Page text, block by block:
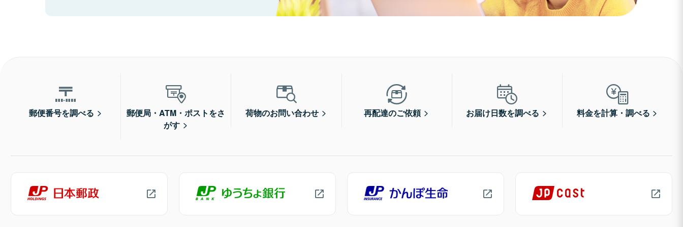
郵便番号を調べる
郵便局・ATM・ポストをさ
がす
荷物のお問い合わせ 再配達のご依頼 お届け日数を調べる 料金を計算・調べる